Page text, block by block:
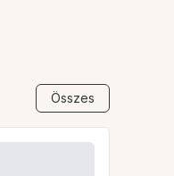
Összes